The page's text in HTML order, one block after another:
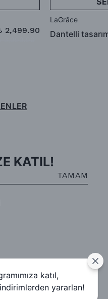
2,499.90
LaGrâce
Dantelli
KATIL!
TAMAM
katıl,
yararlan!